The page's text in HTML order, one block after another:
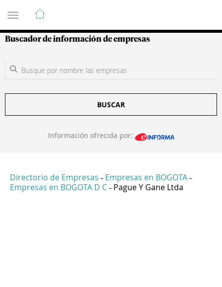
Guía de Empresas Colombianas
Buscador de información de empresas
BUSCAR
Información ofrecida por:
Directorio de Empresas - Empresas en BOGOTA -
Empresas en BOGOTA D C - Pague Y Gane Ltda